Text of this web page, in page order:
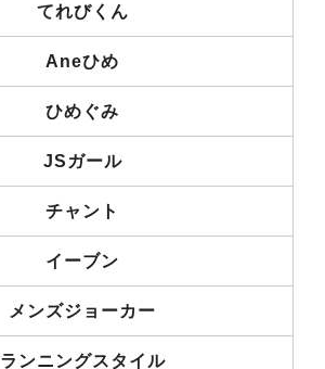
てれびくん
Aneひめ
ひめぐみ
JSガール
チャント
イーブン
メンズジョーカー
ランニングスタイル